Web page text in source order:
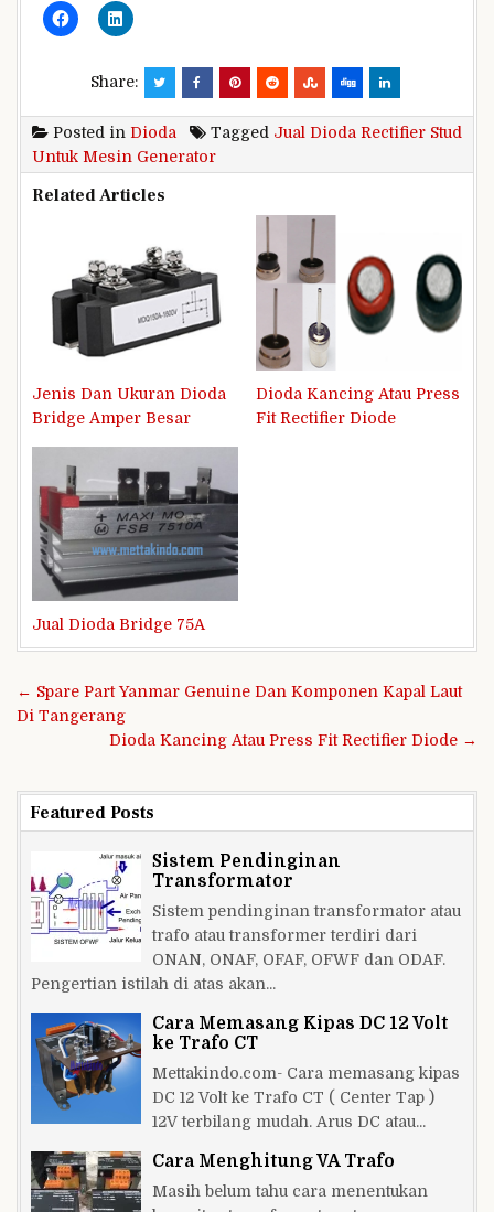
Share:
Posted in Dioda Tagged Jual Dioda Rectifier Stud
Untuk Mesin Generator
Related Articles
Jenis Dan Ukuran Dioda
Bridge Amper Besar
Dioda Kancing Atau Press
Fit Rectifier Diode
Jual Dioda Bridge 75A
Navigasi
pos
← Spare Part Yanmar Genuine Dan Komponen Kapal Laut
Di Tangerang
Dioda Kancing Atau Press Fit Rectifier Diode →
Featured Posts
Sistem Pendinginan
Transformator
Sistem pendinginan transformator atau
trafo atau transformer terdiri dari
ONAN, ONAF, OFAF, OFWF dan ODAF.
Pengertian istilah di atas akan...
Cara Memasang Kipas DC 12 Volt
ke Trafo CT
Mettakindo.com- Cara memasang kipas
DC 12 Volt ke Trafo CT ( Center Tap )
12V terbilang mudah. Arus DC atau...
Cara Menghitung VA Trafo
Masih belum tahu cara menentukan